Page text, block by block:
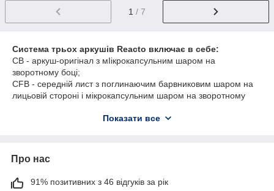
1 / 7
Система трьох аркушів Reacto включає в себе:
CB - аркуш-оригінал з мІікрокапсульним шаром на
зворотному боці;
CFB - середній лист з поглинаючим барвниковим шаром на
лицьовій стороні і мікрокапсульним шаром на зворотному
кількості залежно від необхідного числа копій;
Виробник - Papierfabrik August Koehler AG
Показати все
Про нас
91% позитивних з 46 відгуків за рік